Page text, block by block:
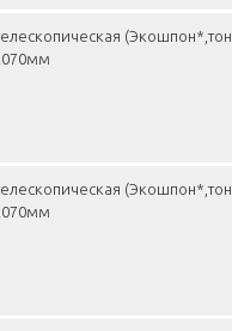
(Экошпон*,тон
(Экошпон*,тон